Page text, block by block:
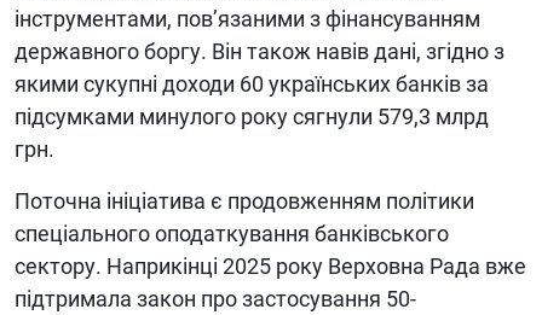
інструментами, пов’язаними з фінансуванням
державного боргу. Він також навів дані, згідно з
якими сукупні доходи 60 українських банків за
підсумками минулого року сягнули 579,3 млрд
грн.
Поточна ініціатива є продовженням політики
спеціального оподаткування банківського
сектору. Наприкінці 2025 року Верховна Рада вже
підтримала закон про застосування 50-